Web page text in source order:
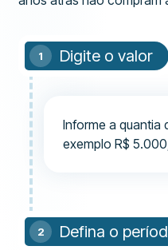
Digite o valor
Informe a quantia
exemplo R$
Defina o